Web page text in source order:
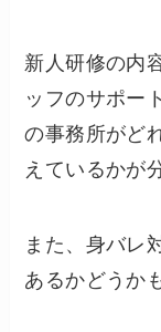
新人研修の内
ッフのサポー
の事務所がど
えているかが
また、身バレ
あるかどうか